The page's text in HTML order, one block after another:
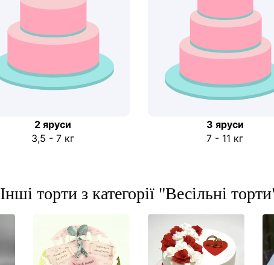
2 яруси
3,5 - 7 кг
3 яруси
7 - 11 кг
Інші торти з категорії "Весільні